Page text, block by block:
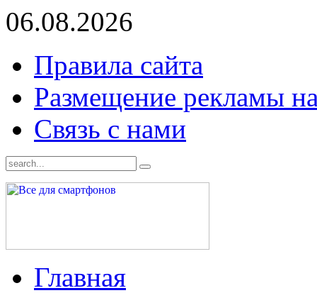
06.08.2026
Правила сайта
Размещение рекламы
Связь с нами
Главная